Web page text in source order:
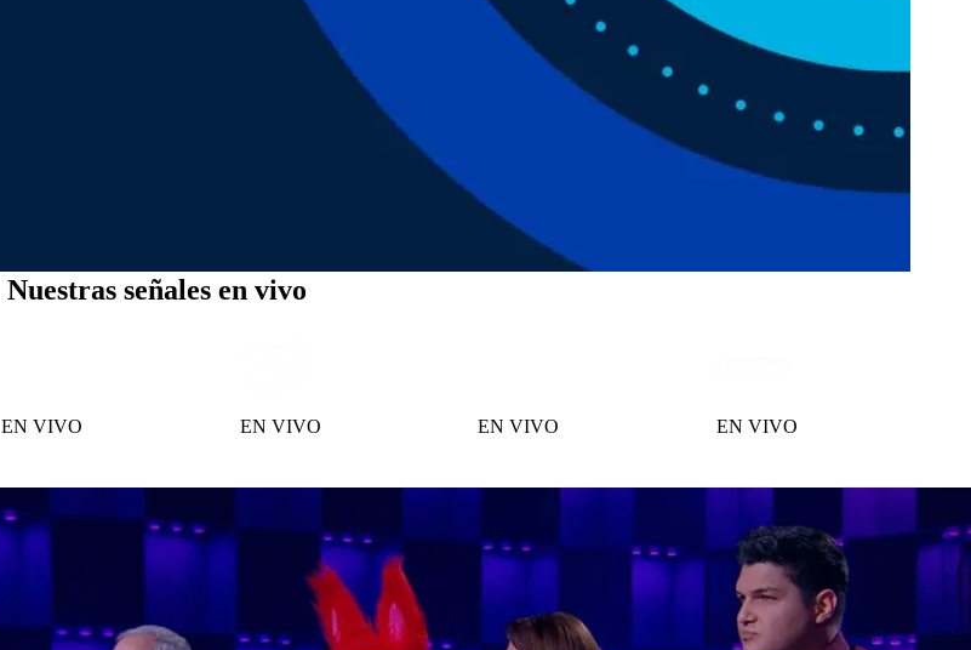
Nuestras señales en vivo
EN VIVO EN VIVO EN VIVO EN VIVO
Capítulo 3 María la Caprichosa: María